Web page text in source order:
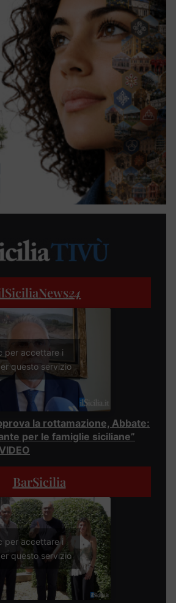
24
per accettare i
questo servizio
la rottamazione, Abbate:
per le famiglie siciliane”
BarSicilia
per accettare i
questo servizio